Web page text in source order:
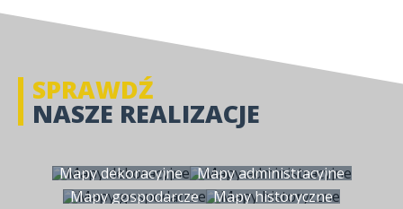
Mapy dekoracyjne
Mapy administracyjne
Mapy gospodarcze
Mapy historyczne
SPRAWDŹ
NASZE REALIZACJE